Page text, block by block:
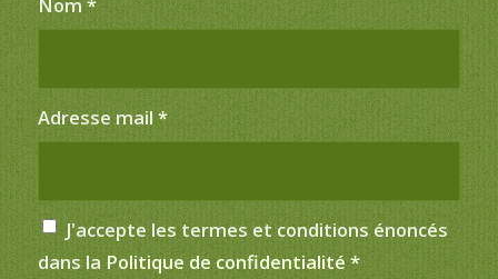
Nom *
Adresse mail *
J'accepte les termes et conditions énoncés
dans la Politique de confidentialité *